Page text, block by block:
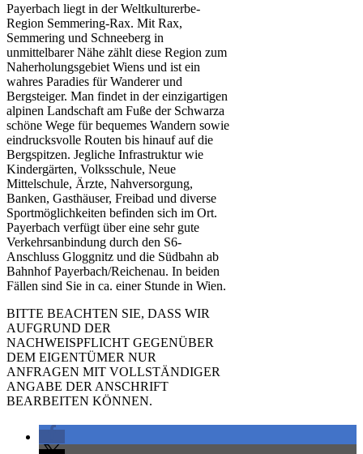
Payerbach liegt in der Weltkulturerbe-
Region Semmering-Rax. Mit Rax,
Semmering und Schneeberg in
unmittelbarer Nähe zählt diese Region zum
Naherholungsgebiet Wiens und ist ein
wahres Paradies für Wanderer und
Bergsteiger. Man findet in der einzigartigen
alpinen Landschaft am Fuße der Schwarza
schöne Wege für bequemes Wandern sowie
eindrucksvolle Routen bis hinauf auf die
Bergspitzen. Jegliche Infrastruktur wie
Kindergärten, Volksschule, Neue
Mittelschule, Ärzte, Nahversorgung,
Banken, Gasthäuser, Freibad und diverse
Sportmöglichkeiten befinden sich im Ort.
Payerbach verfügt über eine sehr gute
Verkehrsanbindung durch den S6-
Anschluss Gloggnitz und die Südbahn ab
Bahnhof Payerbach/Reichenau. In beiden
Fällen sind Sie in ca. einer Stunde in Wien.
BITTE BEACHTEN SIE, DASS WIR
AUFGRUND DER
NACHWEISPFLICHT GEGENÜBER
DEM EIGENTÜMER NUR
ANFRAGEN MIT VOLLSTÄNDIGER
ANGABE DER ANSCHRIFT
BEARBEITEN KÖNNEN.